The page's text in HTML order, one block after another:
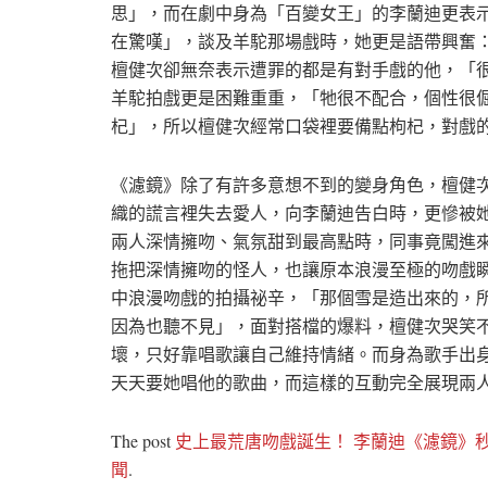
思」，而在劇中身為「百變女王」的李蘭迪更
在驚嘆」，談及羊駝那場戲時，她更是語帶興奮
檀健次卻無奈表示遭罪的都是有對手戲的他，
羊駝拍戲更是困難重重，「牠很不配合，個性
杞」，所以檀健次經常口袋裡要備點枸杞，對戲
《濾鏡》除了有許多意想不到的變身角色，檀
織的謊言裡失去愛人，向李蘭迪告白時，更慘
兩人深情擁吻、氣氛甜到最高點時，同事竟闖
拖把深情擁吻的怪人，也讓原本浪漫至極的吻
中浪漫吻戲的拍攝祕辛，「那個雪是造出來的，
因為也聽不見」，面對搭檔的爆料，檀健次哭
壞，只好靠唱歌讓自己維持情緒。而身為歌手出
天天要她唱他的歌曲，而這樣的互動完全展現兩
The post 史上最荒唐吻戲誕生！ 李蘭迪《濾鏡》
聞.